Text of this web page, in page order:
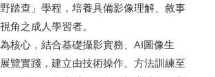
野踏查」學程，培養具備影像理解、敘事
角之成人學習者。
核心，結合基礎攝影實務、AI圖像生
覽實踐，建立由技術操作、方法訓練至